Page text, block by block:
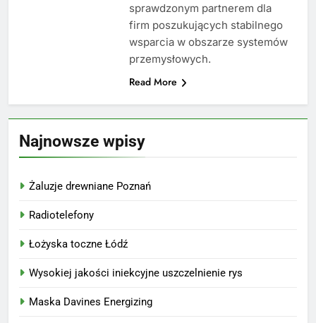
sprawdzonym partnerem dla
firm poszukujących stabilnego
wsparcia w obszarze systemów
przemysłowych.
Read More
Najnowsze wpisy
Żaluzje drewniane Poznań
Radiotelefony
Łożyska toczne Łódź
Wysokiej jakości iniekcyjne uszczelnienie rys
Maska Davines Energizing